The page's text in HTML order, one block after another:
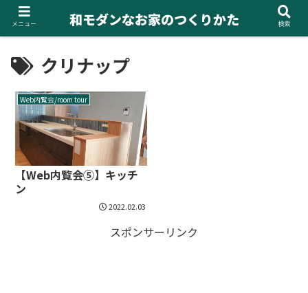
クリナップ
Web内覧会/room tour
【Web内覧会⑤】キッチ
ン
2022.02.03
スポンサーリンク
メニュー 和モダンなお家のつくりかた 検索